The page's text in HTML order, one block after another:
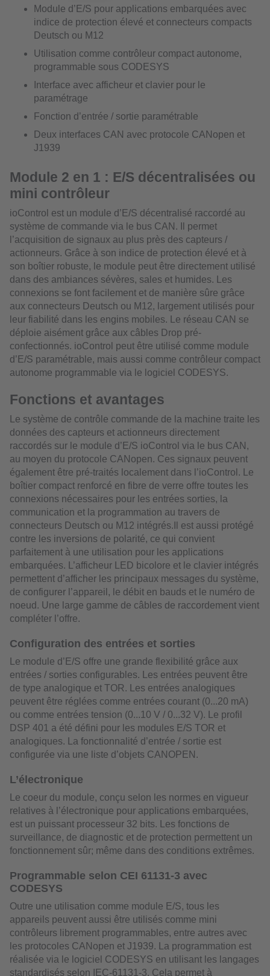
Module d’E/S pour applications embarquées avec
indice de protection élevé et connecteurs compacts
Deutsch ou M12
Utilisation comme contrôleur compact autonome,
programmable sous CODESYS
Interface avec afficheur et clavier pour le
paramétrage
Fonction d’entrée / sortie paramétrable
Deux interfaces CAN avec protocole CANopen et
J1939
Module 2 en 1 : E/S décentralisées ou
mini contrôleur
ioControl est un module d’E/S décentralisé raccordé au
système de commande via le bus CAN. Il permet
l’acquisition de signaux au plus près des capteurs /
actionneurs. Grâce à son indice de protection élevé et à
son boîtier robuste, le module peut être directement utilisé
dans des ambiances sévères, sales et humides. Les
connexions se font facilement et de manière sûre grâce
aux connecteurs Deutsch ou M12, largement utilisés pour
leur fiabilité dans les engins mobiles. Le réseau CAN se
déploie aisément grâce aux câbles Drop pré-
confectionnés. ioControl peut être utilisé comme module
d’E/S paramétrable, mais aussi comme contrôleur compact
autonome programmable via le logiciel CODESYS.
Fonctions et avantages
Le système de contrôle commande de la machine traite les
données des capteurs et actionneurs directement
raccordés sur le module d’E/S ioControl via le bus CAN,
au moyen du protocole CANopen. Ces signaux peuvent
également être pré-traités localement dans l’ioControl. Le
boîtier compact renforcé en fibre de verre offre toutes les
connexions nécessaires pour les entrées sorties, la
communication et la programmation au travers de
connecteurs Deutsch ou M12 intégrés.Il est aussi protégé
contre les inversions de polarité, ce qui convient
parfaitement à une utilisation pour les applications
embarquées. L’afficheur LED bicolore et le clavier intégrés
permettent d’afficher les principaux messages du système,
de configurer l’appareil, le débit en bauds et le numéro de
noeud. Une large gamme de câbles de raccordement vient
compléter l’offre.
Configuration des entrées et sorties
Le module d’E/S offre une grande flexibilité grâce aux
entrées / sorties configurables. Les entrées peuvent être
de type analogique et TOR. Les entrées analogiques
peuvent être réglées comme entrées courant (0...20 mA)
ou comme entrées tension (0...10 V / 0...32 V). Le profil
DSP 401 a été défini pour les modules E/S TOR et
analogiques. La fonctionnalité d’entrée / sortie est
configurée via une liste d’objets CANOPEN.
L’électronique
Le coeur du module, conçu selon les normes en vigueur
relatives à l’électronique pour applications embarquées,
est un puissant processeur 32 bits. Les fonctions de
surveillance, de diagnostic et de protection permettent un
fonctionnement sûr; même dans des conditions extrêmes.
Programmable selon CEI 61131-3 avec
CODESYS
Outre une utilisation comme module E/S, tous les
appareils peuvent aussi être utilisés comme mini
contrôleurs librement programmables, entre autres avec
les protocoles CANopen et J1939. La programmation est
réalisée via le logiciel CODESYS en utilisant les langages
standardisés selon IEC-61131-3. Cela permet à